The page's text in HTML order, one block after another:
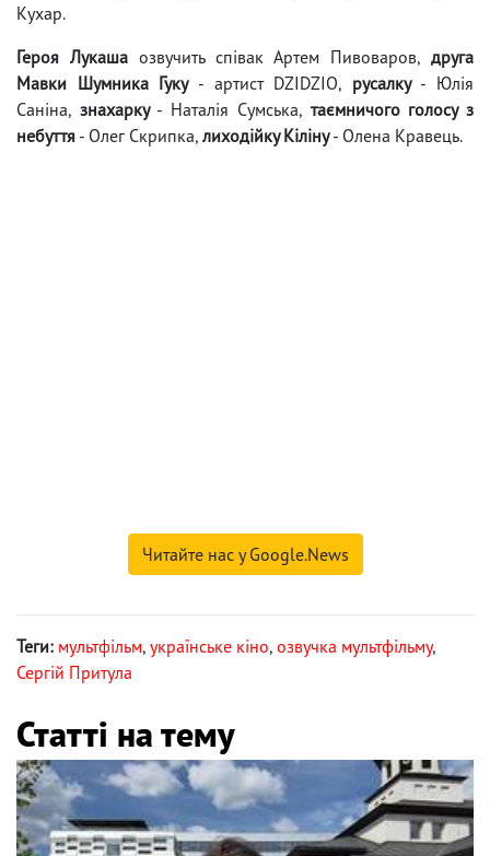
Кухар.
Героя Лукаша озвучить співак Артем Пивоваров, друга
Мавки Шумника Гуку- артист DZIDZIO, русалку - Юлія
Саніна, знахарку - Наталія Сумська, таємничого голосу з
небуття - Олег Скрипка, лиходійку Кіліну- Олена Кравець.
Читайте нас у Google.News
Теги: мультфільм, українське кіно, озвучка мультфільму,
Сергій Притула
Статті на тему